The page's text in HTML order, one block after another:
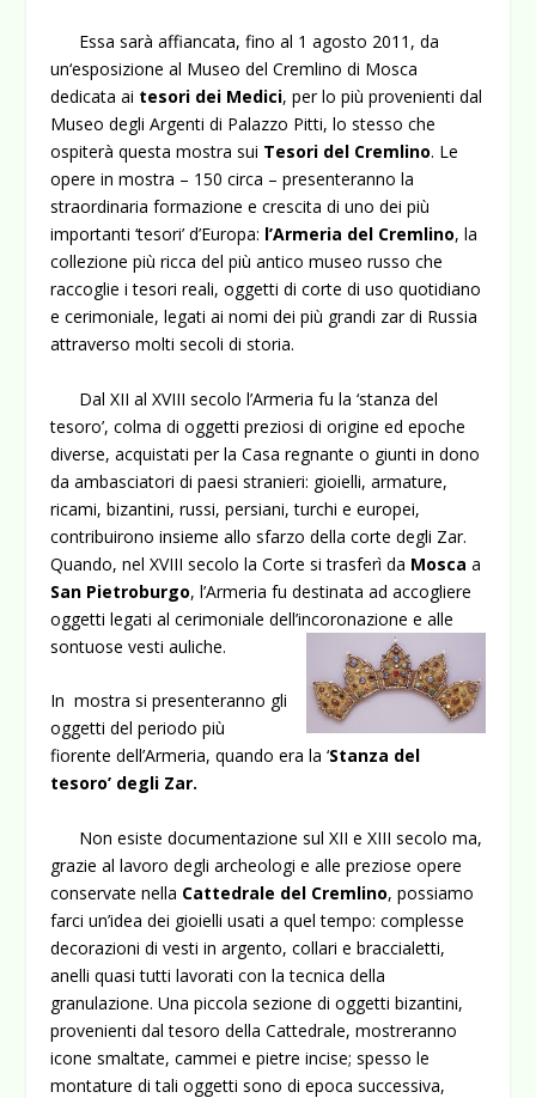
Essa sarà affiancata, fino al 1 agosto 2011, da
un‘esposizione al Museo del Cremlino di Mosca
dedicata ai tesori dei Medici, per lo più provenienti dal
Museo degli Argenti di Palazzo Pitti, lo stesso che
ospiterà questa mostra sui Tesori del Cremlino. Le
opere in mostra – 150 circa – presenteranno la
straordinaria formazione e crescita di uno dei più
importanti ‘tesori’ d’Europa: l’Armeria del Cremlino, la
collezione più ricca del più antico museo russo che
raccoglie i tesori reali, oggetti di corte di uso quotidiano
e cerimoniale, legati ai nomi dei più grandi zar di Russia
attraverso molti secoli di storia.
Dal XII al XVIII secolo l’Armeria fu la ‘stanza del
tesoro’, colma di oggetti preziosi di origine ed epoche
diverse, acquistati per la Casa regnante o giunti in dono
da ambasciatori di paesi stranieri: gioielli, armature,
ricami, bizantini, russi, persiani, turchi e europei,
contribuirono insieme allo sfarzo della corte degli Zar.
Quando, nel XVIII secolo la Corte si trasferì da Mosca a
San Pietroburgo, l’Armeria fu destinata ad accogliere
oggetti legati al cerimoniale dell’incoronazione e alle
sontuose vesti auliche.
In mostra si presenteranno gli
oggetti del periodo più
fiorente dell’Armeria, quando era la ‘Stanza del
tesoro’ degli Zar.
Non esiste documentazione sul XII e XIII secolo ma,
grazie al lavoro degli archeologi e alle preziose opere
conservate nella Cattedrale del Cremlino, possiamo
farci un’idea dei gioielli usati a quel tempo: complesse
decorazioni di vesti in argento, collari e braccialetti,
anelli quasi tutti lavorati con la tecnica della
granulazione. Una piccola sezione di oggetti bizantini,
provenienti dal tesoro della Cattedrale, mostreranno
icone smaltate, cammei e pietre incise; spesso le
montature di tali oggetti sono di epoca successiva,